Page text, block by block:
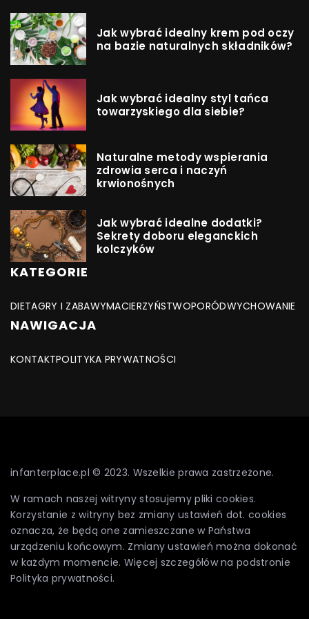
Jak wybrać idealny krem pod oczy
na bazie naturalnych składników?
Jak wybrać idealny styl tańca
towarzyskiego dla siebie?
Naturalne metody wspierania
zdrowia serca i naczyń
krwionośnych
Jak wybrać idealne dodatki?
Sekrety doboru eleganckich
kolczyków
KATEGORIE
DIETAGRY I ZABAWYMACIERZYŃSTWOPORÓDWYCHOWANIE
NAWIGACJA
KONTAKTPOLITYKA PRYWATNOŚCI
infanterplace.pl © 2023. Wszelkie prawa zastrzeżone.
W ramach naszej witryny stosujemy pliki cookies.
Korzystanie z witryny bez zmiany ustawień dot. cookies
oznacza, że będą one zamieszczane w Państwa
urządzeniu końcowym. Zmiany ustawień można dokonać
w każdym momencie. Więcej szczegółów na podstronie
Polityka prywatności.